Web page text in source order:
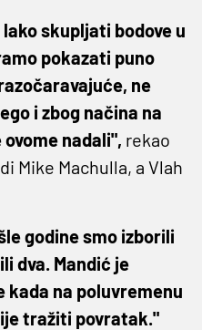
skupljati bodove u
pokazati puno
ne
i zbog načina na
nadali", rekao
Mike Machulla, a Vlah
godine smo izborili
dva. Mandić je
kada na poluvremenu
tražiti povratak."